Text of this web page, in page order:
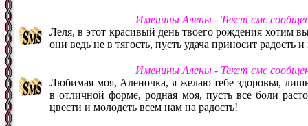
Именины Алены - Текст смс
Леля, в этот красивый день твоего рождения хотим
они ведь не в тягость, пусть удача приносит радость
Именины Алены - Текст смс
Любимая моя, Аленочка, я желаю тебе здоровья,
в отличной форме, родная моя, пусть все боли
цвести и молодеть всем нам на радость!